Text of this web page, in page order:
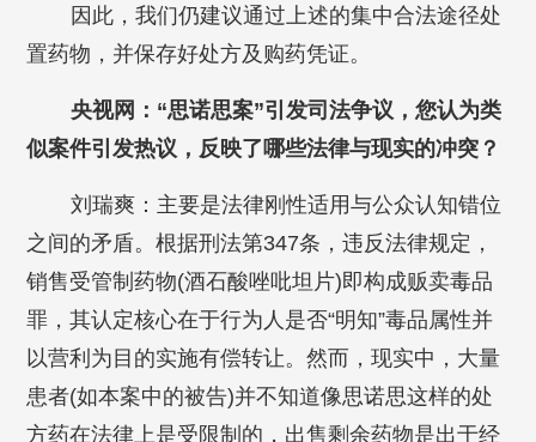
因此，我们仍建议通过上述的集中合法途径处
置药物，并保存好处方及购药凭证。
央视网：“思诺思案”引发司法争议，您认为类
似案件引发热议，反映了哪些法律与现实的冲突？
刘瑞爽：主要是法律刚性适用与公众认知错位
之间的矛盾。根据刑法第347条，违反法律规定，
销售受管制药物(酒石酸唑吡坦片)即构成贩卖毒品
罪，其认定核心在于行为人是否“明知”毒品属性并
以营利为目的实施有偿转让。然而，现实中，大量
患者(如本案中的被告)并不知道像思诺思这样的处
方药在法律上是受限制的，出售剩余药物是出于经